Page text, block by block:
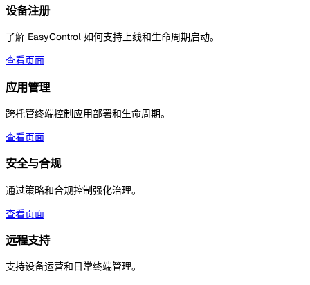
设备注册
了解 EasyControl 如何支持上线和生命周期启动。
查看页面
应用管理
跨托管终端控制应用部署和生命周期。
查看页面
安全与合规
通过策略和合规控制强化治理。
查看页面
远程支持
支持设备运营和日常终端管理。